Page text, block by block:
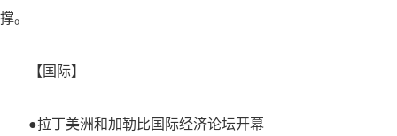
撑。
【国际】
●拉丁美洲和加勒比国际经济论坛开幕